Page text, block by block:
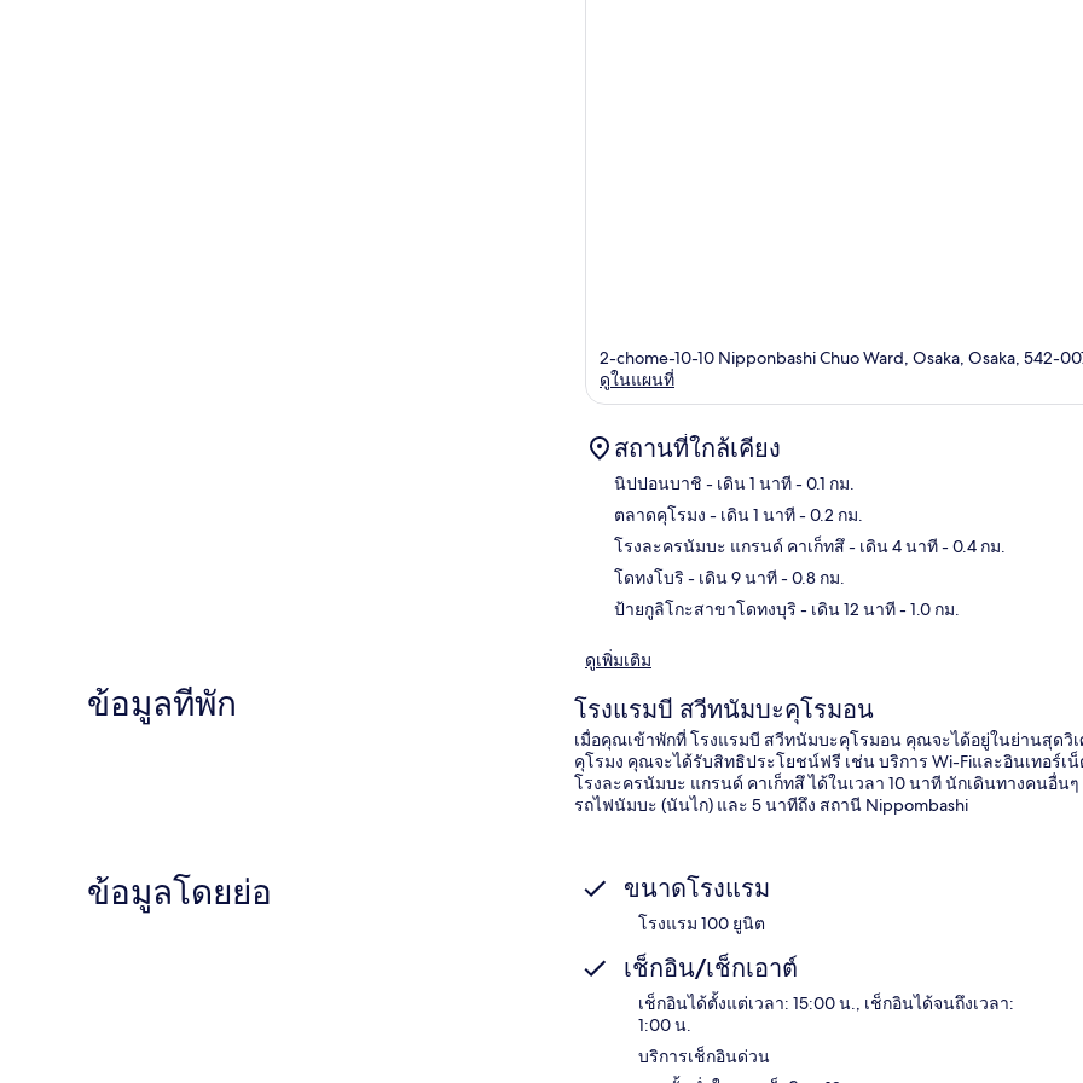
2-chome-10-10 Nipponbashi Chuo Ward, Osaka, Osaka, 542-
ดูในแผนที่
สถานที่ใกล้เคียง
นิปปอนบาชิ - เดิน 1 นาที- 0.1 กม.
ตลาดคุโรมง - เดิน 1 นาที- 0.2 กม.
โรงละครนัมบะ แกรนด์ คาเก็ทสึ- เดิน 4 นาที- 0.4 กม.
โดทงโบริ - เดิน 9 นาที- 0.8 กม.
ป้ายกูลิโกะสาขาโดทงบุริ - เดิน 12 นาที- 1.0 กม.
ดูเพิ่มเติม
ข้อมูลที่พัก โรงแรมบี สวีทนัมบะคุโรมอน
เมื่อคุณเข้าพักที่ โรงแรมบี สวีทนัมบะคุโรมอน คุณจะได้อยู่ในย่านสุดวิ
คุโรมง คุณจะได้รับสิทธิประโยชน์ฟรี เช่น บริการ Wi-Fiและอินเทอร์เ
โรงละครนัมบะ แกรนด์ คาเก็ทสึ ได้ในเวลา 10 นาที นักเดินทางคนอื่
รถไฟนัมบะ (นันไก) และ 5 นาทีถึง สถานี Nippombashi
ข้อมูลโดยย่อ ขนาดโรงแรม
โรงแรม 100 ยูนิต
เช็กอิน/เช็กเอาต์
เช็กอินได้ตั้งแต่เวลา: 15:00 น., เช็กอินได้จนถึงเวลา:
1:00 น.
บริการเช็กอินด่วน